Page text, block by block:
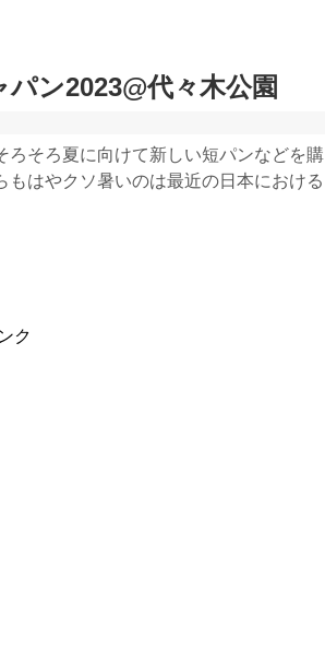
ン2023@代々木公園
ろそろ夏に向けて新しい短パンなどを購
もはやクソ暑いのは最近の日本における
ク